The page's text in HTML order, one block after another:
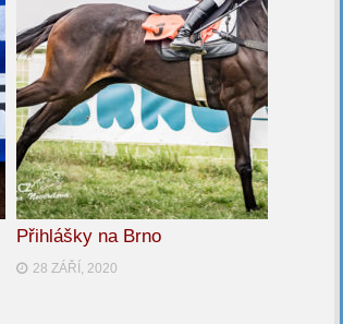
Přihlášky na Brno
28 ZÁŘÍ, 2020